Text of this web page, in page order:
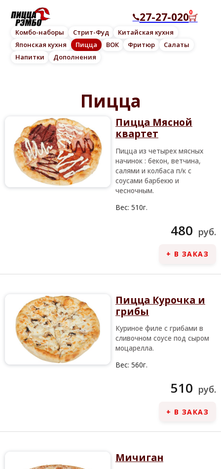
27-27-0200
Комбо-наборы Стрит-Фуд
Китайская кухня
Японская кухня
Пицца ВОК Фритюр
Салаты
Напитки
Дополнения
Пицца
Пицца Мясной
квартет
Пицца из четырех мясных
начинок : бекон, ветчина,
салями и колбаса п/к с
соусами барбекю и
чесночным.
Вес: 510г.
480 руб.
+ В ЗАКАЗ
Пицца Курочка и
грибы
Куриное филе с грибами в
сливочном соусе под сыром
моцарелла.
Вес: 560г.
510 руб.
+ В ЗАКАЗ
Мичиган